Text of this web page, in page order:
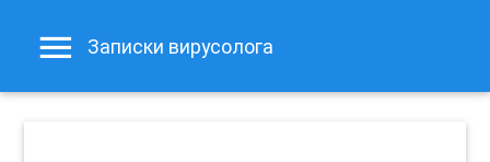
Записки вирусолога